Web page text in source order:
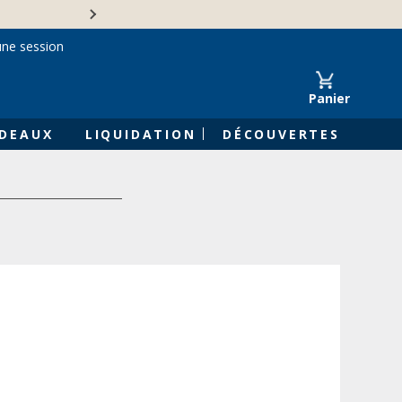
Panier
LIQUIDATION DÉCOUVERTES
session